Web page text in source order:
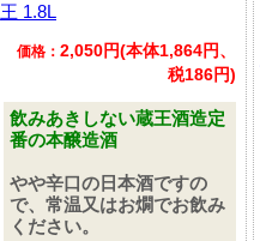
王 1.8L
価格： 2,050円(本体1,864円、
税186円)
飲みあきしない蔵王酒造定
番の本醸造酒
やや辛口の日本酒ですの
で、常温又はお燗でお飲み
ください。